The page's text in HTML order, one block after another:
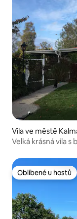
Vila ve městě
Velká krásná vila s
Oblíbené u hostů
Oblíbené u hostů